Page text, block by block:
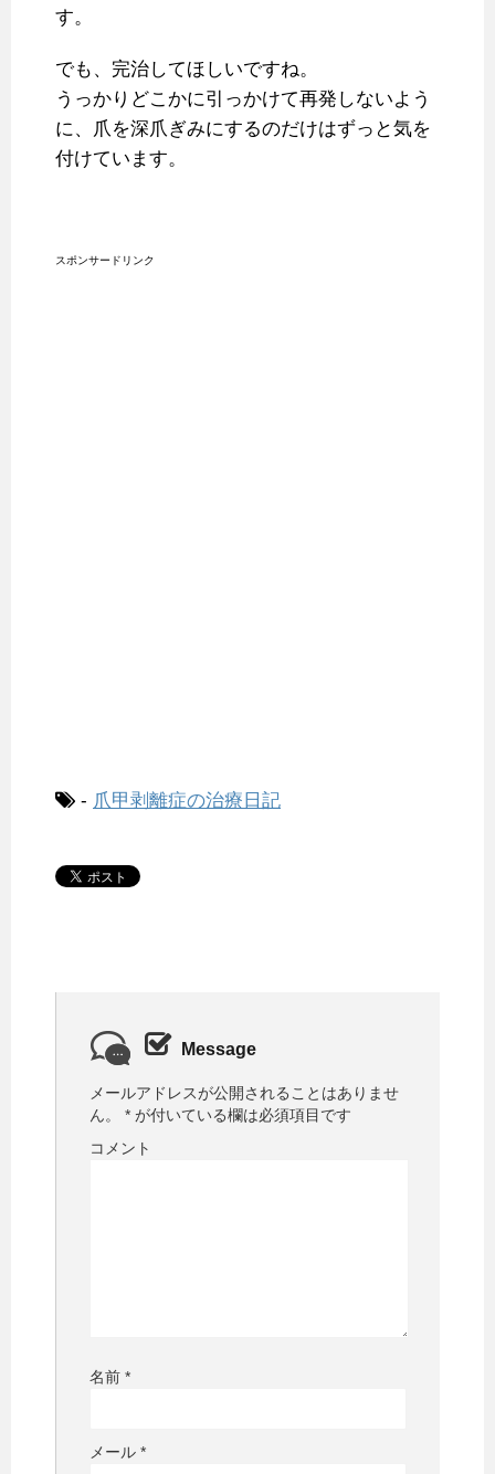
す。
でも、完治してほしいですね。
うっかりどこかに引っかけて再発しないよう
に、爪を深爪ぎみにするのだけはずっと気を
付けています。
スポンサードリンク
- 爪甲剥離症の治療日記
Message
メールアドレスが公開されることはありませ
ん。
* が付いている欄は必須項目です
コメント
名前 *
メール *